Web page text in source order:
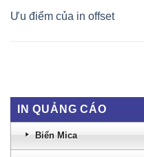
Ưu điểm của in offset
IN QUẢNG CÁO
Biển Mica